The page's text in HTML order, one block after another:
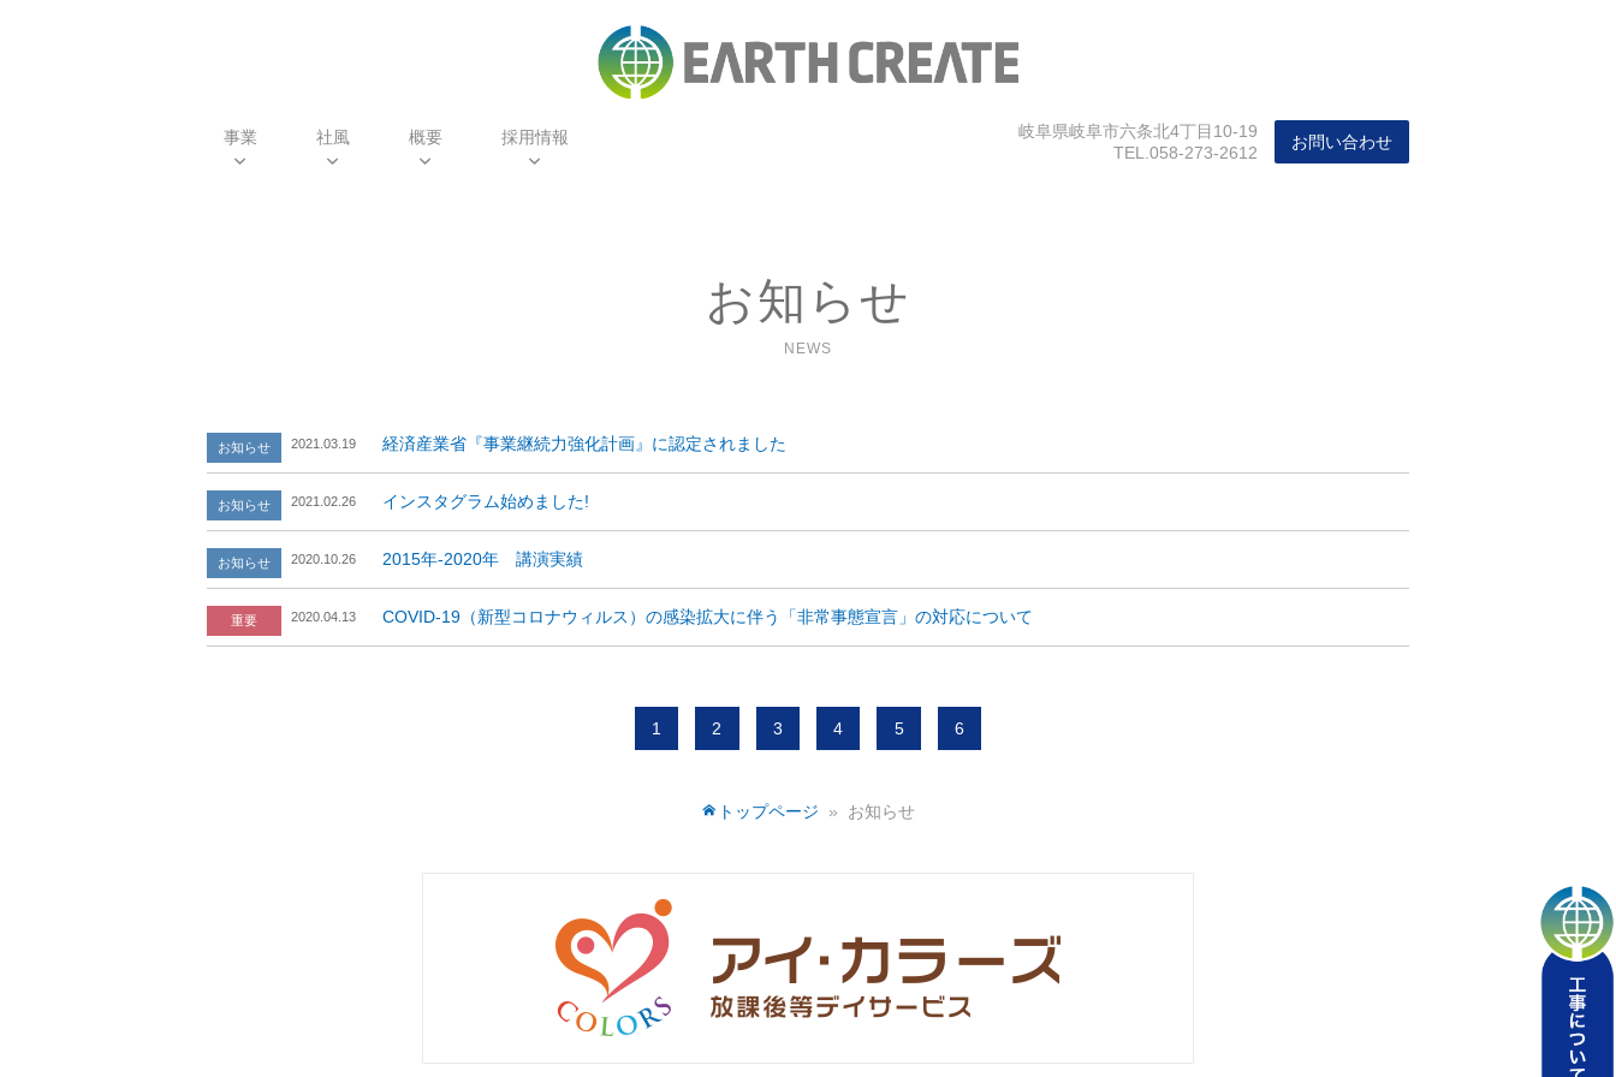
事業 社風 概要 採用情報 お問い合わせ
岐阜県岐阜市六条北4丁目10-19
TEL. 058-273-2612
お知らせ
NEWS
経済産業省『事業継続力強化計画』に認定されました
2021.03.19
インスタグラム始めました!
2021.02.26
2015年-2020年 講演実績
2020.10.26
COVID-19（新型コロナウィルス）の感染拡大に伴う「非常事態宣言」の対応について
2020.04.13
1 2 3 4 5 6
トップページ お知らせ